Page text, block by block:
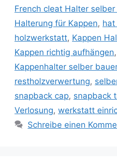
French cleat Halter
Halterung für Kappen, hat
holzwerkstatt, Kappen
Kappen richtig aufhängen,
Kappenhalter selber
restholzverwertung,
snapback cap, snapback
Verlosung, werkstatt
Schreibe einen